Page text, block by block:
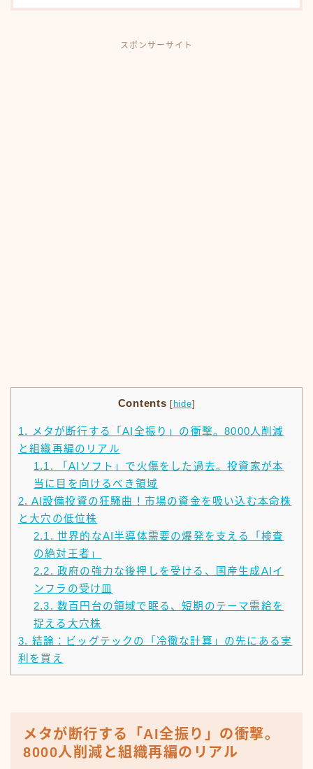
スポンサーサイト
Contents [ hide]
1.
メタが断行する「AI全振り」の衝撃。8000人削減
と組織再編のリアル
1.1.
「AIソフト」で火傷をした過去。投資家が本
当に目を向けるべき領域
2. AI設備投資の狂騒曲！市場の資金を吸い込む本命株
と大穴の低位株
2.1. 世界的なAI半導体需要の爆発を支える「検査
の絶対王者」
2.2. 政府の強力な後押しを受ける、国産生成AIイ
ンフラの受け皿
2.3. 数百円台の領域で眠る、短期のテーマ需給を
捉える大穴株
3. 結論：ビッグテックの「冷徹な計算」の先にある実
利を買え
メタが断行する「AI全振り」の衝撃。
8000人削減と組織再編のリアル